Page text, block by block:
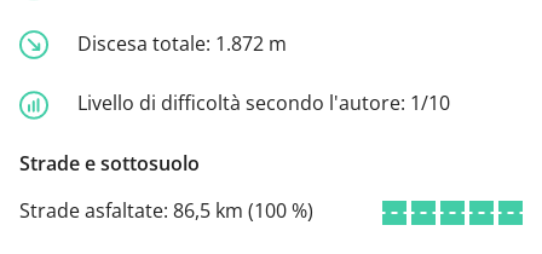
Discesa totale: 1.872 m
Livello di difficoltà secondo l'autore: 1/10
Strade e sottosuolo
Strade asfaltate: 86,5 km (100 %)